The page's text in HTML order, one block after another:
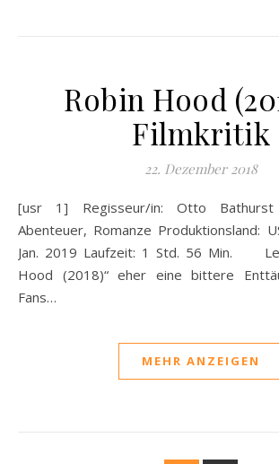
Robin Hood
Filmkritik
22. Dezember 2018
[usr 1] Regisseur/in: Otto Bathurst Genre: Action,
Abenteuer, Romanze Produktionsland:
Jan. 2019 Laufzeit: 1 Std. 56 Min.
Hood (2018)“ eher eine bittere
Fans…
MEHR ANZEIGEN